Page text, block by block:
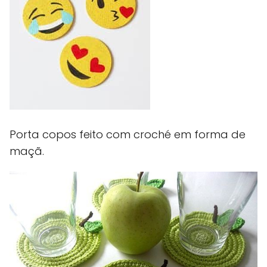
Porta copos feito com croché em forma de
maçã.